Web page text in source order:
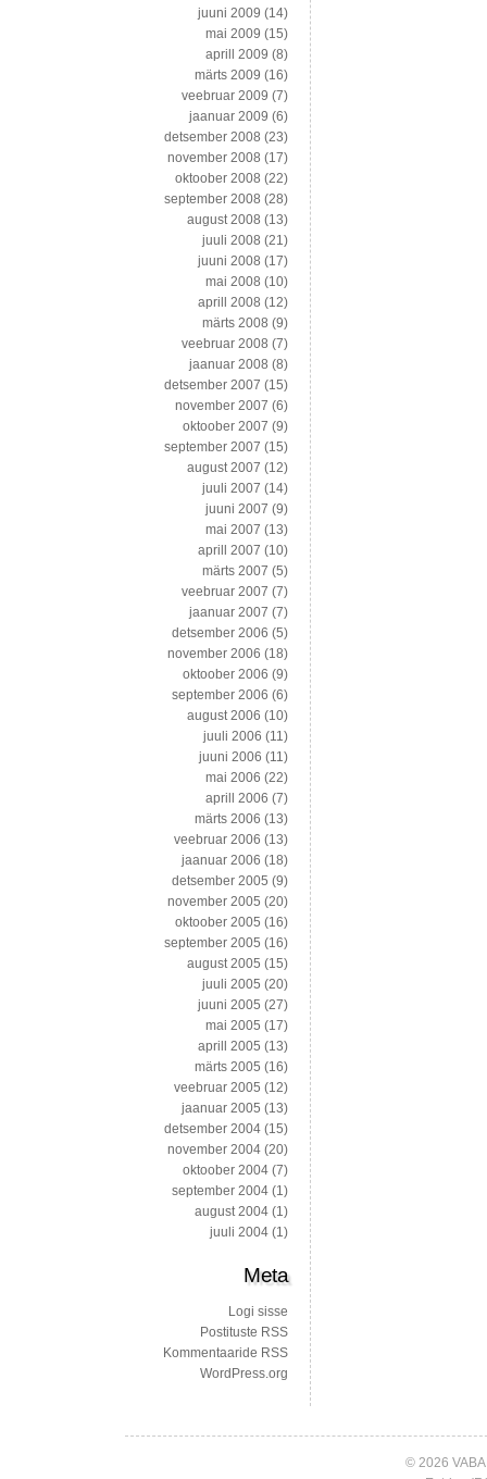
juuni 2009 (14)
mai 2009 (15)
aprill 2009 (8)
märts 2009 (16)
veebruar 2009 (7)
jaanuar 2009 (6)
detsember 2008 (23)
november 2008 (17)
oktoober 2008 (22)
september 2008 (28)
august 2008 (13)
juuli 2008 (21)
juuni 2008 (17)
mai 2008 (10)
aprill 2008 (12)
märts 2008 (9)
veebruar 2008 (7)
jaanuar 2008 (8)
detsember 2007 (15)
november 2007 (6)
oktoober 2007 (9)
september 2007 (15)
august 2007 (12)
juuli 2007 (14)
juuni 2007 (9)
mai 2007 (13)
aprill 2007 (10)
märts 2007 (5)
veebruar 2007 (7)
jaanuar 2007 (7)
detsember 2006 (5)
november 2006 (18)
oktoober 2006 (9)
september 2006 (6)
august 2006 (10)
juuli 2006 (11)
juuni 2006 (11)
mai 2006 (22)
aprill 2006 (7)
märts 2006 (13)
veebruar 2006 (13)
jaanuar 2006 (18)
detsember 2005 (9)
november 2005 (20)
oktoober 2005 (16)
september 2005 (16)
august 2005 (15)
juuli 2005 (20)
juuni 2005 (27)
mai 2005 (17)
aprill 2005 (13)
märts 2005 (16)
veebruar 2005 (12)
jaanuar 2005 (13)
detsember 2004 (15)
november 2004 (20)
oktoober 2004 (7)
september 2004 (1)
august 2004 (1)
juuli 2004 (1)
Meta
Logi sisse
Postituste RSS
Kommentaaride RSS
WordPress.org
© 2026